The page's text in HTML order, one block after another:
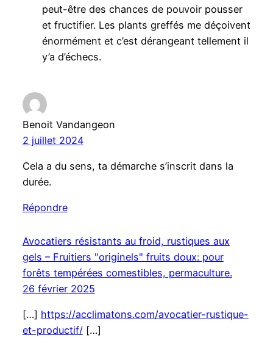
peut-être des chances de pouvoir pousser
et fructifier. Les plants greffés me déçoivent
énormément et c’est dérangeant tellement il
y’a d’échecs.
Benoit Vandangeon
2 juillet 2024
Cela a du sens, ta démarche s’inscrit dans la
durée.
Répondre
Avocatiers résistants au froid, rustiques aux
gels – Fruitiers "originels" fruits doux: pour
forêts tempérées comestibles, permaculture.
26 février 2025
[…] https://acclimatons.com/avocatier-rustique-
et-productif/[…]